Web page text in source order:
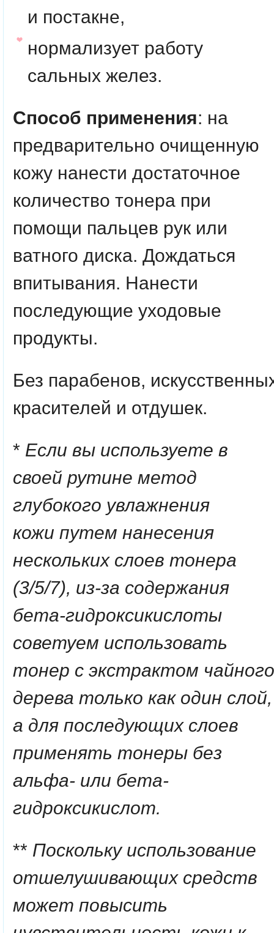
и постакне,
нормализует работу
сальных желез.
Способ применения: на
предварительно очищенную
кожу нанести достаточное
количество тонера при
помощи пальцев рук или
ватного диска. Дождаться
впитывания. Нанести
последующие уходовые
продукты.
Без парабенов,
красителей и отдушек.
* Если вы используете в
своей рутине метод
глубокого увлажнения
кожи путем нанесения
нескольких слоев тонера
(3/5/7), из-за содержания
бета-гидроксикислоты
советуем использовать
тонер с экстрактом чайного
дерева только как один слой,
а для последующих слоев
применять тонеры без
альфа- или бета-
гидроксикислот.
** Поскольку использование
отшелушивающих средств
может повысить